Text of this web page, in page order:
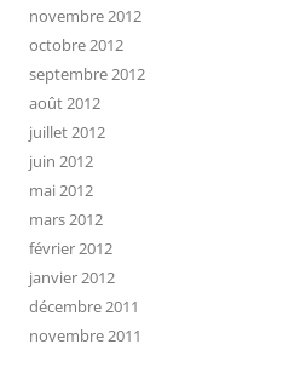
novembre 2012
octobre 2012
septembre 2012
août 2012
juillet 2012
juin 2012
mai 2012
mars 2012
février 2012
janvier 2012
décembre 2011
novembre 2011